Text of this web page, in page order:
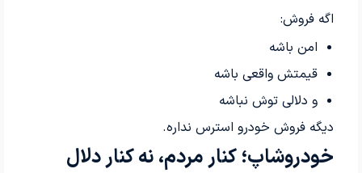
اگه فروش:
امن باشه
قیمتش واقعی باشه
و دلالی توش نباشه
دیگه فروش خودرو استرس نداره.
خودروشاپ؛ کنار مردم، نه کنار دلال